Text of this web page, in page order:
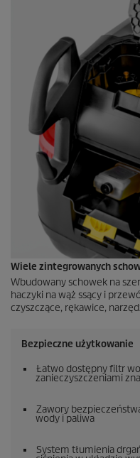
Wiele zintegrowanych
Wbudowany schowek na
haczyki na wąż ssący i
czyszczące, rękawice,
Bezpieczne użytkowanie
Łatwo dostępny filtr
zanieczyszczeniami
Zawory
wody i paliwa
System tłumienia